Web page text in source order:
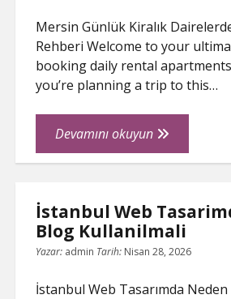
Mersin Günlük Kiralık
Rehberi Welcome to your
booking daily rental
you’re planning a trip to this…
Devamını okuyunMersin
Gunluk
Rezervasyon
Rehberi
İstanbul Web
Blog Kullanilmali
Yazar: admin Tarih: Nisan 28, 2026
İstanbul Web Tasarımda